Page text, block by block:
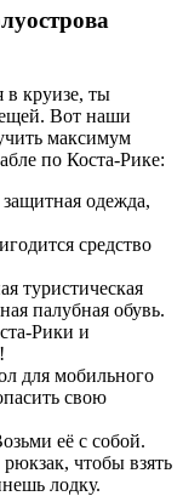
в круизе, ты
Вот наши
максимум
по Коста-Рике:
одежда,
средство
туристическая
палубная обувь.
Рики и
для мобильного
свою
её с собой.
чтобы взять
лодку.